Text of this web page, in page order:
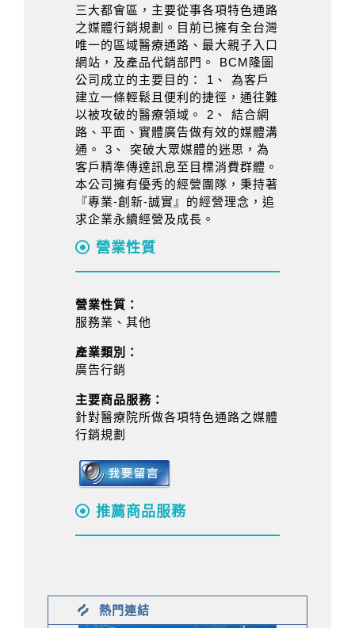
三大都會區，主要從事各項特色通路
之媒體行銷規劃。目前已擁有全台灣
唯一的區域醫療通路、最大親子入口
網站，及產品代銷部門。 BCM隆圖
公司成立的主要目的： 1、 為客戶
建立一條輕鬆且便利的捷徑，通往難
以被攻破的醫療領域。 2、 結合網
路、平面、實體廣告做有效的媒體溝
通。 3、 突破大眾媒體的迷思，為
客戶精準傳達訊息至目標消費群體。
本公司擁有優秀的經營團隊，秉持著
『專業-創新-誠實』的經營理念，追
求企業永續經營及成長。
營業性質
營業性質：
服務業、其他
產業類別：
廣告行銷
主要商品服務：
針對醫療院所做各項特色通路之媒體
行銷規劃
推薦商品服務
熱門連結